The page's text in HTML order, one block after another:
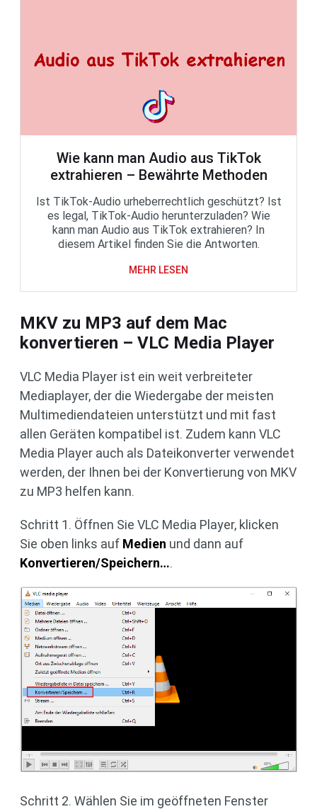
Wie kann man Audio aus TikTok
extrahieren – Bewährte Methoden
Ist TikTok-Audio urheberrechtlich geschützt? Ist
es legal, TikTok-Audio herunterzuladen? Wie
kann man Audio aus TikTok extrahieren? In
diesem Artikel finden Sie die Antworten.
MEHR LESEN
MKV zu MP3 auf dem Mac
konvertieren – VLC Media Player
VLC Media Player ist ein weit verbreiteter
Mediaplayer, der die Wiedergabe der meisten
Multimediendateien unterstützt und mit fast
allen Geräten kompatibel ist. Zudem kann VLC
Media Player auch als Dateikonverter verwendet
werden, der Ihnen bei der Konvertierung von MKV
zu MP3 helfen kann.
Schritt 1. Öffnen Sie VLC Media Player, klicken
Sie oben links auf Medien und dann auf
Konvertieren/Speichern….
Schritt 2. Wählen Sie im geöffneten Fenster